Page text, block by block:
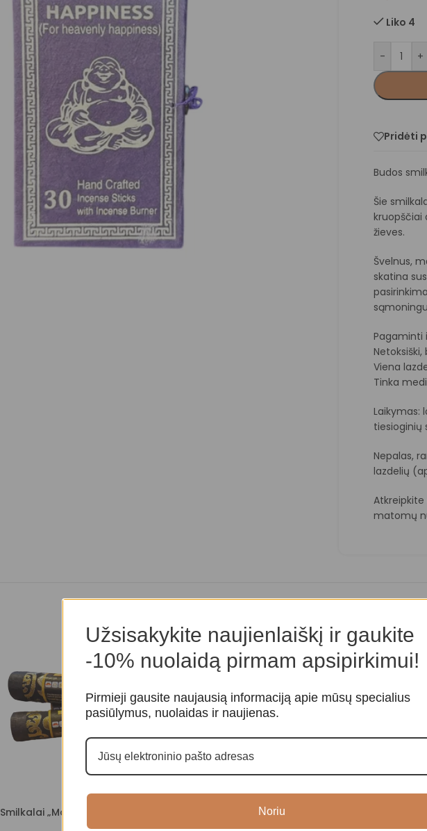
Liko 4
- +
Pridėti
Budos
Šie
kruopščiai
žieves.
Švelnus,
skatina
Pagaminti
Viena
Tinka
Laikymas:
tiesioginių
Nepalas,
lazdelių
Atkreipkite
matomų
Smilkalai „Mahakala”
Smilkalai „Milarepa”
Palo Santo
Užsisakykite naujienlaiškį ir gaukite
-10% nuolaidą pirmam apsipirkimui!
Pirmieji gausite naujausią informaciją apie mūsų specialius
pasiūlymus, nuolaidas ir naujienas.
Noriu